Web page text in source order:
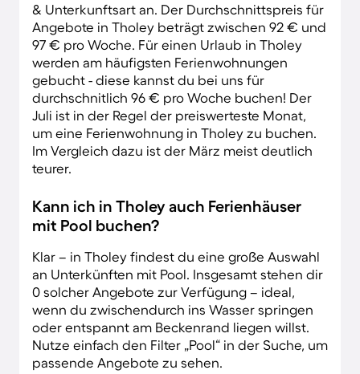
& Unterkunftsart an. Der Durchschnittspreis für
Angebote in Tholey beträgt zwischen 92 € und
97 € pro Woche. Für einen Urlaub in Tholey
werden am häufigsten Ferienwohnungen
gebucht - diese kannst du bei uns für
durchschnitlich 96 € pro Woche buchen! Der
Juli ist in der Regel der preiswerteste Monat,
um eine Ferienwohnung in Tholey zu buchen.
Im Vergleich dazu ist der März meist deutlich
teurer.
Kann ich in Tholey auch Ferienhäuser
mit Pool buchen?
Klar – in Tholey findest du eine große Auswahl
an Unterkünften mit Pool. Insgesamt stehen dir
0 solcher Angebote zur Verfügung – ideal,
wenn du zwischendurch ins Wasser springen
oder entspannt am Beckenrand liegen willst.
Nutze einfach den Filter „Pool“ in der Suche, um
passende Angebote zu sehen.